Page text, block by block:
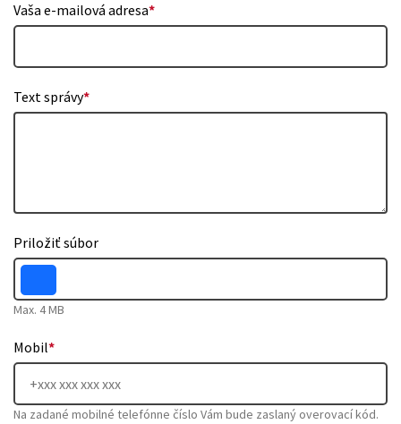
Vaša e-mailová adresa*
Text správy*
Priložiť súbor
Max. 4 MB
Mobil*
Na zadané mobilné telefónne číslo Vám bude zaslaný overovací kód.